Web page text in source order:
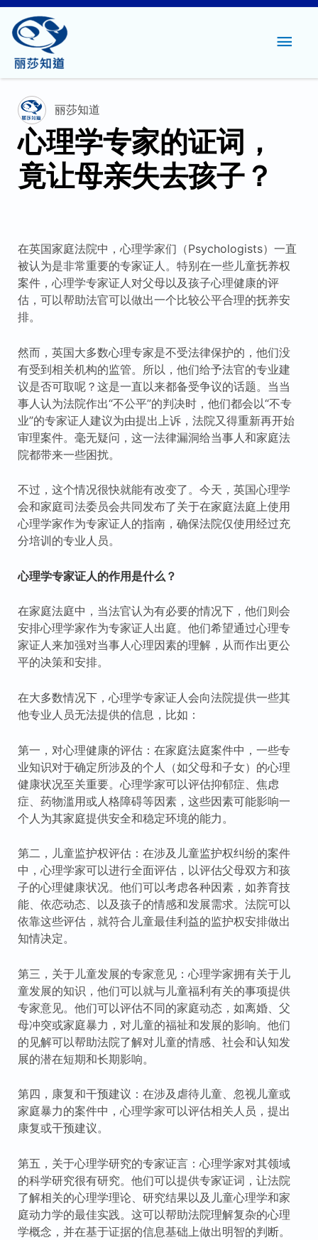
主
菜
丽莎知道
心理学专家的证词，
竟让母亲失去孩子？
在英国家庭法院中，心理学家们（Psychologists）一直
被认为是非常重要的专家证人。特别在一些儿童抚养权
案件，心理学专家证人对父母以及孩子心理健康的评
估，可以帮助法官可以做出一个比较公平合理的抚养安
排。
然而，英国大多数心理专家是不受法律保护的，他们没
有受到相关机构的监管。所以，他们给予法官的专业建
议是否可取呢？这是一直以来都备受争议的话题。当当
事人认为法院作出“不公平”的判决时，他们都会以“不专
业”的专家证人建议为由提出上诉，法院又得重新再开始
审理案件。毫无疑问，这一法律漏洞给当事人和家庭法
院都带来一些困扰。
不过，这个情况很快就能有改变了。今天，英国心理学
会和家庭司法委员会共同发布了关于在家庭法庭上使用
心理学家作为专家证人的指南，确保法院仅使用经过充
分培训的专业人员。
心理学专家证人的作用是什么？
在家庭法庭中，当法官认为有必要的情况下，他们则会
安排心理学家作为专家证人出庭。他们希望通过心理专
家证人来加强对当事人心理因素的理解，从而作出更公
平的决策和安排。
在大多数情况下，心理学专家证人会向法院提供一些其
他专业人员无法提供的信息，比如：
第一，对心理健康的评估：在家庭法庭案件中，一些专
业知识对于确定所涉及的个人（如父母和子女）的心理
健康状况至关重要。心理学家可以评估抑郁症、焦虑
症、药物滥用或人格障碍等因素，这些因素可能影响一
个人为其家庭提供安全和稳定环境的能力。
第二，儿童监护权评估：在涉及儿童监护权纠纷的案件
中，心理学家可以进行全面评估，以评估父母双方和孩
子的心理健康状况。他们可以考虑各种因素，如养育技
能、依恋动态、以及孩子的情感和发展需求。法院可以
依靠这些评估，就符合儿童最佳利益的监护权安排做出
知情决定。
第三，关于儿童发展的专家意见：心理学家拥有关于儿
童发展的知识，他们可以就与儿童福利有关的事项提供
专家意见。他们可以评估不同的家庭动态，如离婚、父
母冲突或家庭暴力，对儿童的福祉和发展的影响。他们
的见解可以帮助法院了解对儿童的情感、社会和认知发
展的潜在短期和长期影响。
第四，康复和干预建议：在涉及虐待儿童、忽视儿童或
家庭暴力的案件中，心理学家可以评估相关人员，提出
康复或干预建议。
第五，关于心理学研究的专家证言：心理学家对其领域
的科学研究很有研究。他们可以提供专家证词，让法院
了解相关的心理学理论、研究结果以及儿童心理学和家
庭动力学的最佳实践。这可以帮助法院理解复杂的心理
学概念，并在基于证据的信息基础上做出明智的判断。